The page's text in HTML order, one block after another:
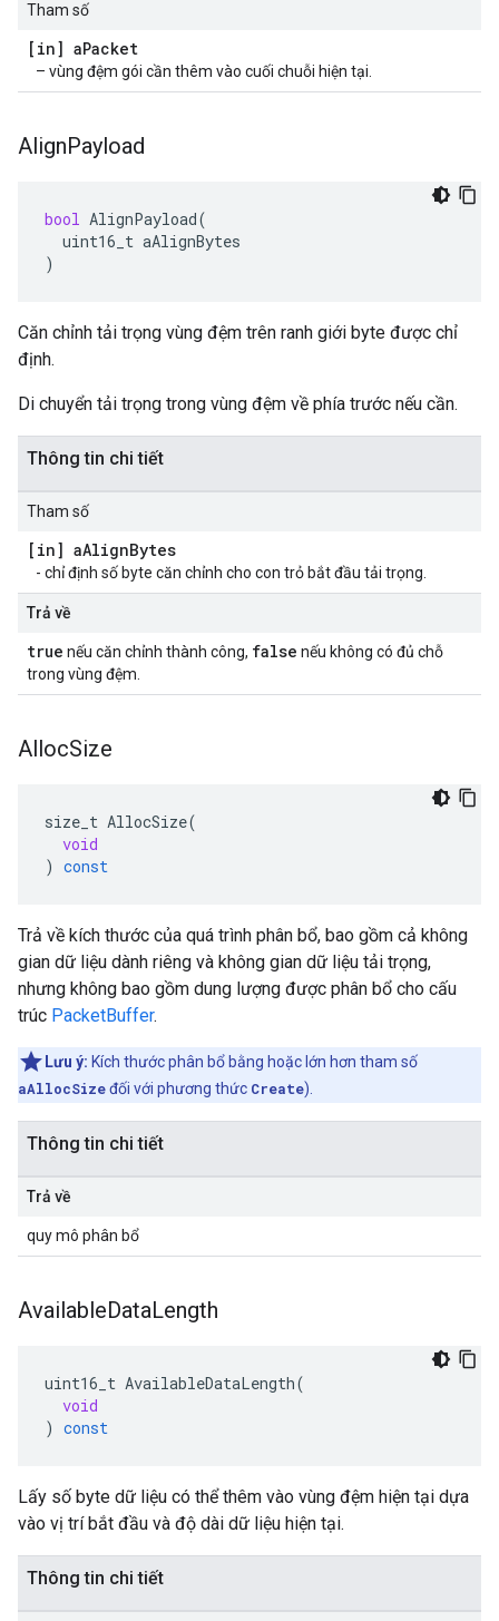
Tham số
[in] aPacket
– vùng đệm gói cần thêm vào cuối chuỗi hiện tại.
AlignPayload
bool AlignPayload(
uint16_t aAlignBytes
)
Căn chỉnh tải trọng vùng đệm trên ranh giới byte được chỉ
định.
Di chuyển tải trọng trong vùng đệm về phía trước nếu cần.
Thông tin chi tiết
Tham số
[in] aAlignBytes
- chỉ định số byte căn chỉnh cho con trỏ bắt đầu tải trọng.
Trả về
true nếu căn chỉnh thành công, false nếu không có đủ chỗ
trong vùng đệm.
AllocSize
size_t AllocSize(
void
) const
Trả về kích thước của quá trình phân bổ, bao gồm cả không
gian dữ liệu dành riêng và không gian dữ liệu tải trọng,
nhưng không bao gồm dung lượng được phân bổ cho cấu
trúc PacketBuffer.
Lưu ý: Kích thước phân bổ bằng hoặc lớn hơn tham số
aAllocSizeđối với phương thức Create).
Thông tin chi tiết
Trả về
quy mô phân bổ
AvailableDataLength
uint16_t AvailableDataLength(
void
) const
Lấy số byte dữ liệu có thể thêm vào vùng đệm hiện tại dựa
vào vị trí bắt đầu và độ dài dữ liệu hiện tại.
Thông tin chi tiết